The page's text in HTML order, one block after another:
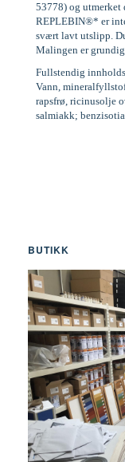
53778) og utmerket
REPLEBIN®* er
svært lavt utslipp.
Malingen er
Fullstendig
Vann,
rapsfrø, ricinusolje
salmiakk;
BUTIKK